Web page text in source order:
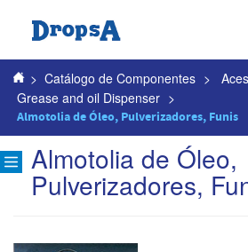
> Catálogo de Componentes >
Grease and oil Dispenser >
Almotolia de Óleo, Pulverizadores, Funis
Almotolia de Óleo,
Pulverizadores,